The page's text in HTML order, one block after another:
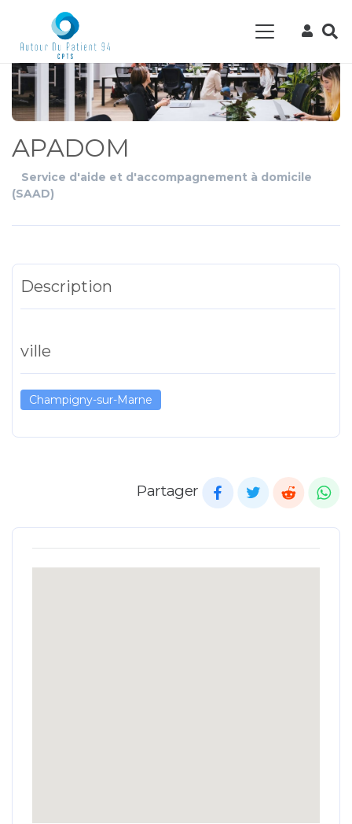
APADOM
Service d'aide et d'accompagnement à domicile
(SAAD)
Description
ville
Champigny-sur-Marne
Partager